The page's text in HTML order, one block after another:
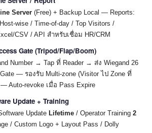
Server (Free) + Backup Local — Reports:
wise / Time-of-day / Top Visitors /
CSV / API สำหรับเชื่อม HR/CRM
Gate (Tripod/Flap/Boom)
Number → Tap ที่ Reader → ส่ง Wiegand 26
— รองรับ Multi-zone (Visitor ไป Zone ที่
Auto-revoke เมื่อ Pass Expire
Update + Training
Update Lifetime / Operator Training 2
/ Custom Logo + Layout Pass / Dolly